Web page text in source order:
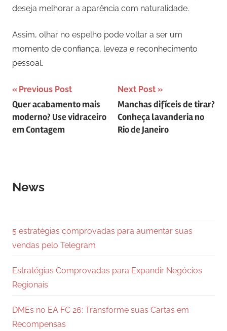
deseja melhorar a aparência com naturalidade.
Assim, olhar no espelho pode voltar a ser um
momento de confiança, leveza e reconhecimento
pessoal.
Navegação
de
Post
Previous Post
Quer acabamento mais
moderno? Use vidraceiro
em Contagem
Next Post
Manchas difíceis de tirar?
Conheça lavanderia no
Rio de Janeiro
News
5 estratégias comprovadas para aumentar suas
vendas pelo Telegram
Estratégias Comprovadas para Expandir Negócios
Regionais
DMEs no EA FC 26: Transforme suas Cartas em
Recompensas